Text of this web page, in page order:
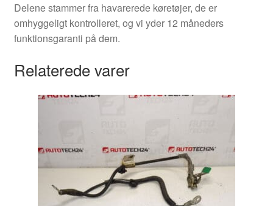
Delene stammer fra havarerede køretøjer, de er
omhyggeligt kontrolleret, og vi yder 12 måneders
funktionsgaranti på dem.
Relaterede varer